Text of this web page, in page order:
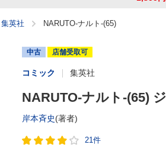
集英社 NARUTO-ナルト-(65)
中古 店舗受取可
コミック 集英社
NARUTO-ナルト-(65)
岸本斉史(著者)
21件